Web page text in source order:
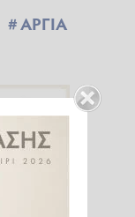
ΑΡΓΙΑ